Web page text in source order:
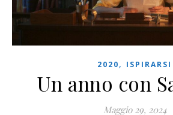
2020, ISPIRARSI
Un anno con
Maggio 29, 2024